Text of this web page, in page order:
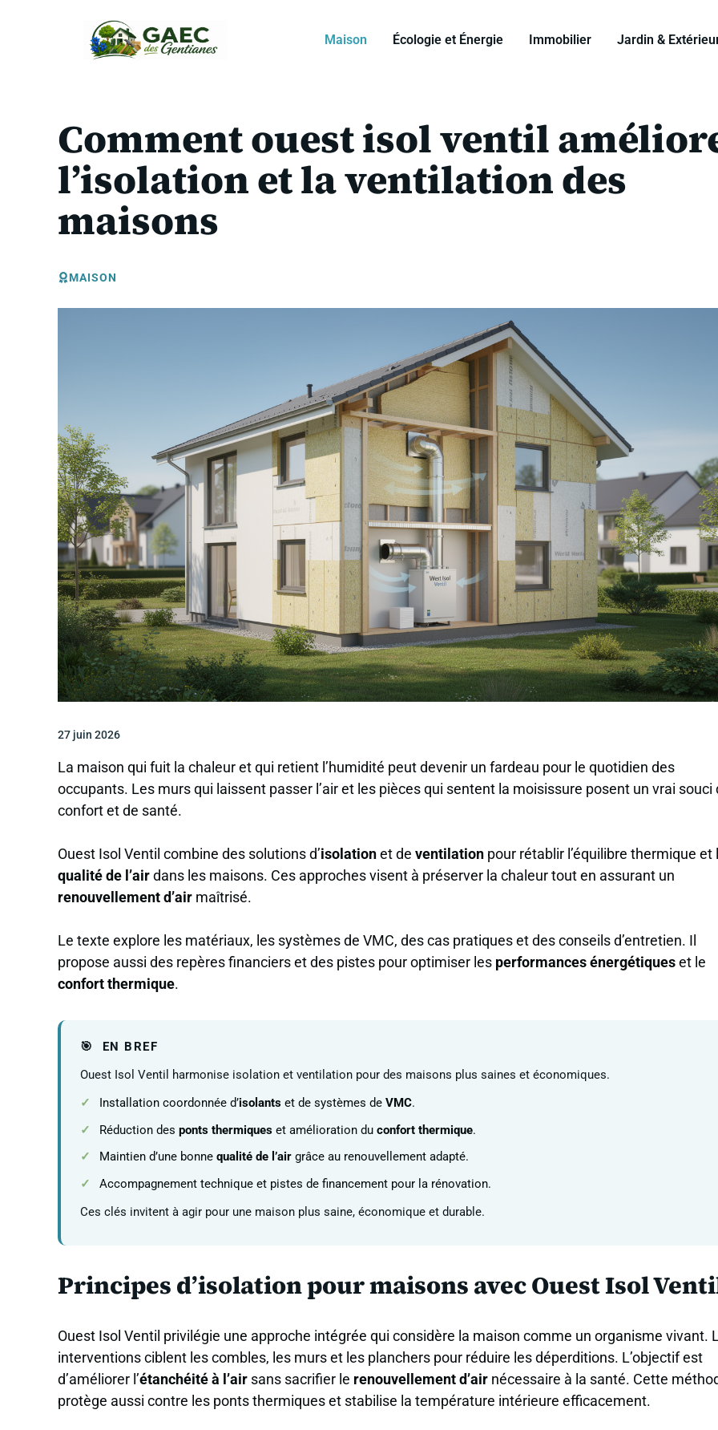
Maison Écologie et Énergie Immobilier Jardin &
Comment ouest isol ventil
l’isolation et la ventilation des
maisons
MAISON
27 juin 2026
La maison qui fuit la chaleur et qui retient l’humidité peut devenir un fardeau pour le quotidien des
occupants. Les murs qui laissent passer l’air et les pièces qui sentent la moisissure posent un vrai souci
confort et de santé.
Ouest Isol Ventil combine des solutions d’isolationet de ventilation pour rétablir l’équilibre thermique et
qualité de l’airdans les maisons. Ces approches visent à préserver la chaleur tout en assurant un
renouvellement d’air maîtrisé.
Le texte explore les matériaux, les systèmes de VMC, des cas pratiques et des conseils d’entretien. Il
propose aussi des repères financiers et des pistes pour optimiser les performances énergétiqueset le
confort thermique.
EN BREF
Ouest Isol Ventil harmonise isolation et ventilation pour des maisons plus saines et économiques.
Installation coordonnée d’isolants et de systèmes de VMC.
Réduction des ponts thermiques et amélioration du confort thermique.
Maintien d’une bonne qualité de l’air grâce au renouvellement adapté.
Accompagnement technique et pistes de financement pour la rénovation.
Ces clés invitent à agir pour une maison plus saine, économique et durable.
Principes d’isolation pour maisons avec Ouest Isol
Ouest Isol Ventil privilégie une approche intégrée qui considère la maison comme un organisme vivant.
interventions ciblent les combles, les murs et les planchers pour réduire les déperditions. L’objectif est
d’améliorer l’étanchéité à l’air sans sacrifier le renouvellement d’air nécessaire à la santé. Cette
protège aussi contre les ponts thermiques et stabilise la température intérieure efficacement.